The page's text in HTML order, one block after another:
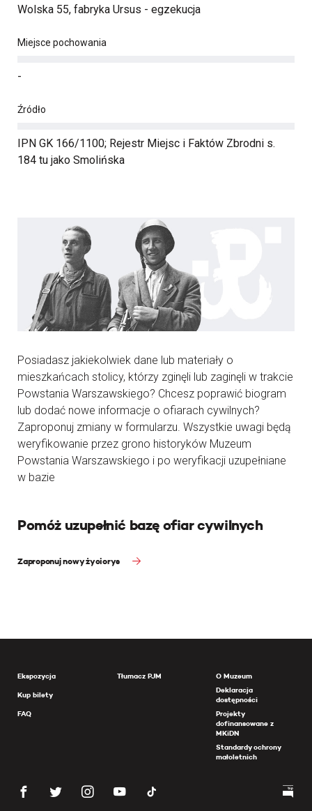
Wolska 55, fabryka Ursus - egzekucja
Miejsce pochowania
-
Źródło
IPN GK 166/1100; Rejestr Miejsc i Faktów Zbrodni s.
184 tu jako Smolińska
Posiadasz jakiekolwiek dane lub materiały o
mieszkańcach stolicy, którzy zginęli lub zaginęli w trakcie
Powstania Warszawskiego? Chcesz poprawić biogram
lub dodać nowe informacje o ofiarach cywilnych?
Zaproponuj zmiany w formularzu. Wszystkie uwagi będą
weryfikowanie przez grono historyków Muzeum
Powstania Warszawskiego i po weryfikacji uzupełniane
w bazie
Pomóż uzupełnić bazę ofiar cywilnych
Zaproponuj nowy życiorys
Ekspozycja
Kup bilety
FAQ
Tłumacz PJM
O Muzeum
Deklaracja
dostępności
Projekty
dofinansowane z
MKiDN
Standardy ochrony
małoletnich